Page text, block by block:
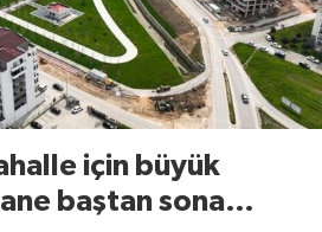
için büyük
baştan sona